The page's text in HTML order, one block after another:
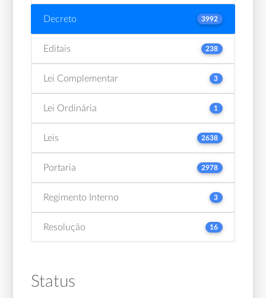
Decreto 3992
Editais 238
Lei Complementar 3
Lei Ordinária 1
Leis 2638
Portaria 2978
Regimento Interno 3
Resolução 16
Status